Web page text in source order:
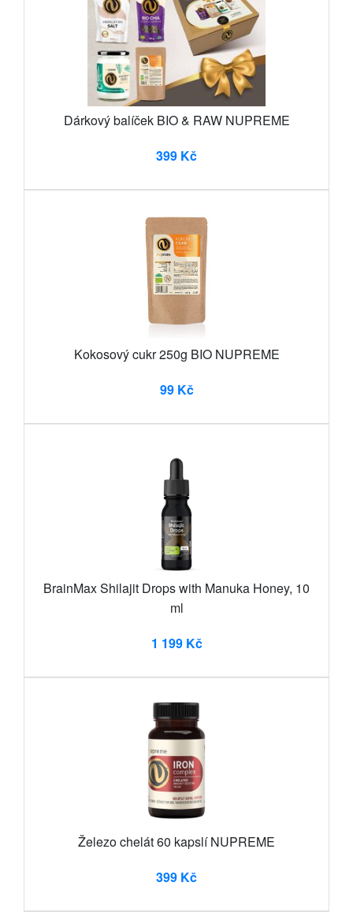
Dárkový balíček BIO & RAW NUPREME
399 Kč
Kokosový cukr 250g BIO NUPREME
99 Kč
BrainMax Shilajit Drops with Manuka Honey, 10
ml
1 199 Kč
Železo chelát 60 kapslí NUPREME
399 Kč